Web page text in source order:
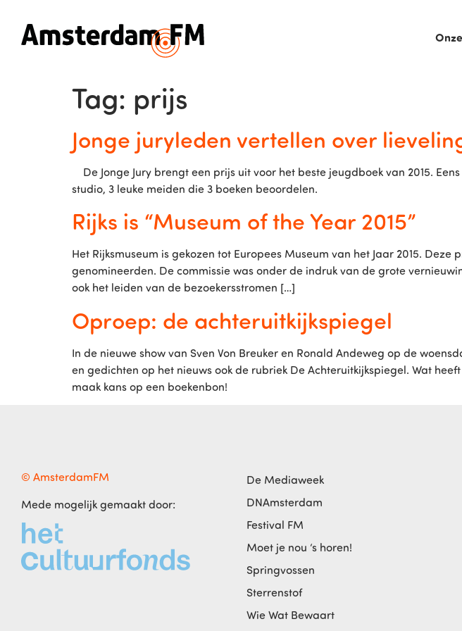
Tag: prijs
Jonge juryleden vertellen over
De Jonge Jury brengt een prijs uit voor het beste jeugdboek van 2015.
studio, 3 leuke meiden die 3 boeken beoordelen.
Rijks is “Museum of the Year 2015”
Het Rijksmuseum is gekozen tot Europees Museum van het Jaar 2015.
genomineerden. De commissie was onder de indruk van de grote
ook het leiden van de bezoekersstromen […]
Oproep: de achteruitkijkspiegel
In de nieuwe show van Sven Von Breuker en Ronald Andeweg op de
en gedichten op het nieuws ook de rubriek De Achteruitkijkspiegel. Wat
maak kans op een boekenbon!
© AmsterdamFM
Mede mogelijk gemaakt door:
De Mediaweek
DNAmsterdam
Festival FM
Moet je nou ‘s horen!
Springvossen
Sterrenstof
Wie Wat Bewaart